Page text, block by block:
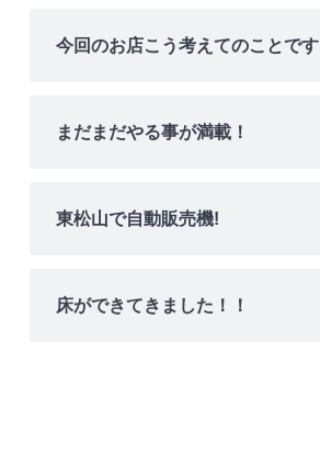
今回のお店こう考えてのことです
まだまだやる事が満載！
東松山で自動販売機!
床ができてきました！！